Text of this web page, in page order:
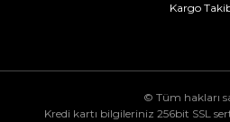
Kargo
© Tüm hakları
Kredi kartı bilgileriniz 256bit SSL